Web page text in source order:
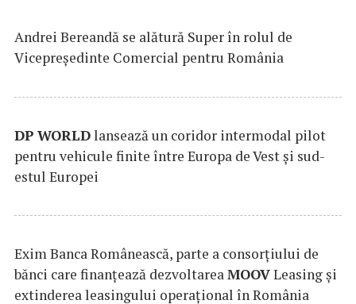
Andrei Bereandă se alătură Super în rolul de
Vicepreședinte Comercial pentru România
DP WORLDlansează un coridor intermodal pilot
pentru vehicule finite între Europa de Vest și sud-
estul Europei
Exim Banca Românească, parte a consorțiului de
bănci care finanțează dezvoltareaMOOVLeasing și
extinderea leasingului operațional în România